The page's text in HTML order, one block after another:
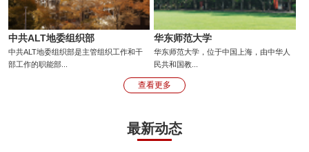
中共ALT地委组织部
中共ALT地委组织部是主管组织工作和干
部工作的职能部...
华东师范大学
华东师范大学，位于中国上海，由中华人
民共和国教...
查看更多
最新动态